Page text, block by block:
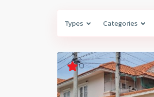
Types Categories